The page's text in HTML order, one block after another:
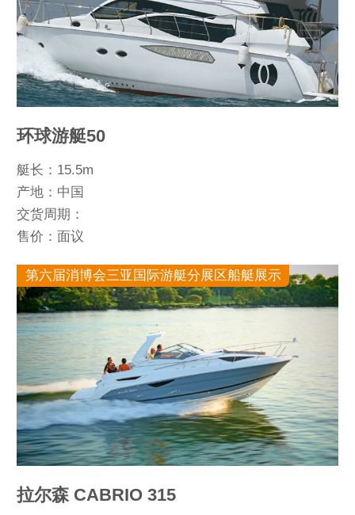
环球游艇50
艇长：15.5m
产地：中国
交货周期：
售价：面议
第六届消博会三亚国际游艇分展区船艇展示
拉尔森 CABRIO 315